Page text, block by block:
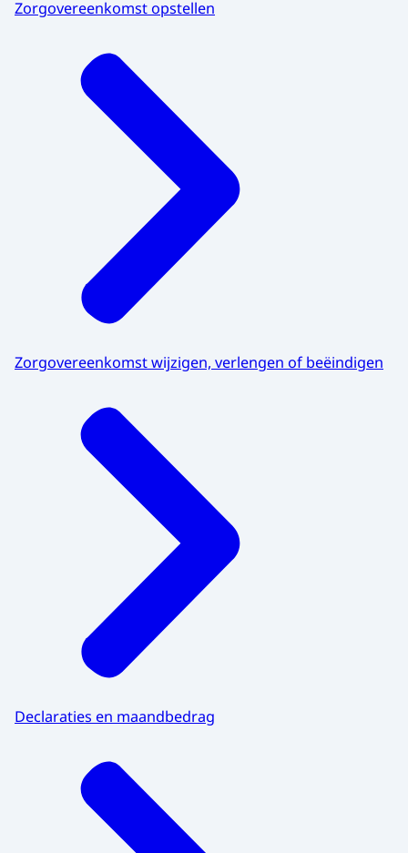
Zorgovereenkomst opstellen
Zorgovereenkomst wijzigen, verlengen of beëindigen
Declaraties en maandbedrag